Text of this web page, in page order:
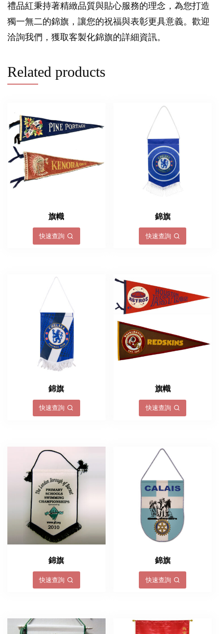
禮品紅秉持著精緻品質與貼心服務的理念，為您打造
獨一無二的錦旗，讓您的祝福與表彰更具意義。歡迎
洽詢我們，獲取客製化錦旗的詳細資訊。
Related products
旗幟
快速查詢
錦旗
快速查詢
錦旗
快速查詢
旗幟
快速查詢
錦旗
快速查詢
錦旗
快速查詢